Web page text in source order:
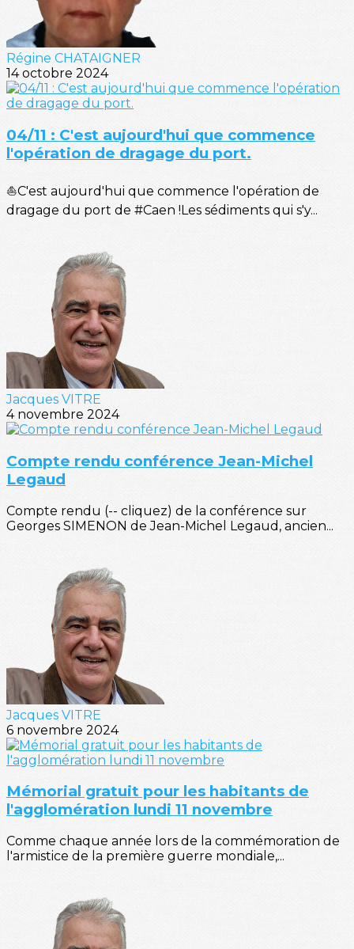
Régine CHATAIGNER
14 octobre 2024
04/11 : C'est aujourd'hui que commence
l'opération de dragage du port.
⛵C'est aujourd'hui que commence l'opération de
dragage du port de #Caen !Les sédiments qui s'y...
Jacques VITRE
4 novembre 2024
Compte rendu conférence Jean-Michel
Legaud
Compte rendu (-- cliquez) de la conférence sur
Georges SIMENON de Jean-Michel Legaud, ancien...
Jacques VITRE
6 novembre 2024
Mémorial gratuit pour les habitants de
l'agglomération lundi 11 novembre
Comme chaque année lors de la commémoration de
l'armistice de la première guerre mondiale,...